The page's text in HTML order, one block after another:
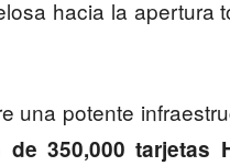
hacia la apertura
una potente
350,000 tarjetas